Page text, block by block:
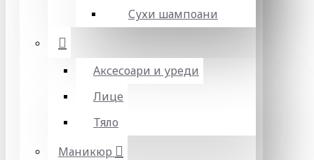
Сухи шампоани
Аксесоари и уреди
Лице
Тяло
Маникюр